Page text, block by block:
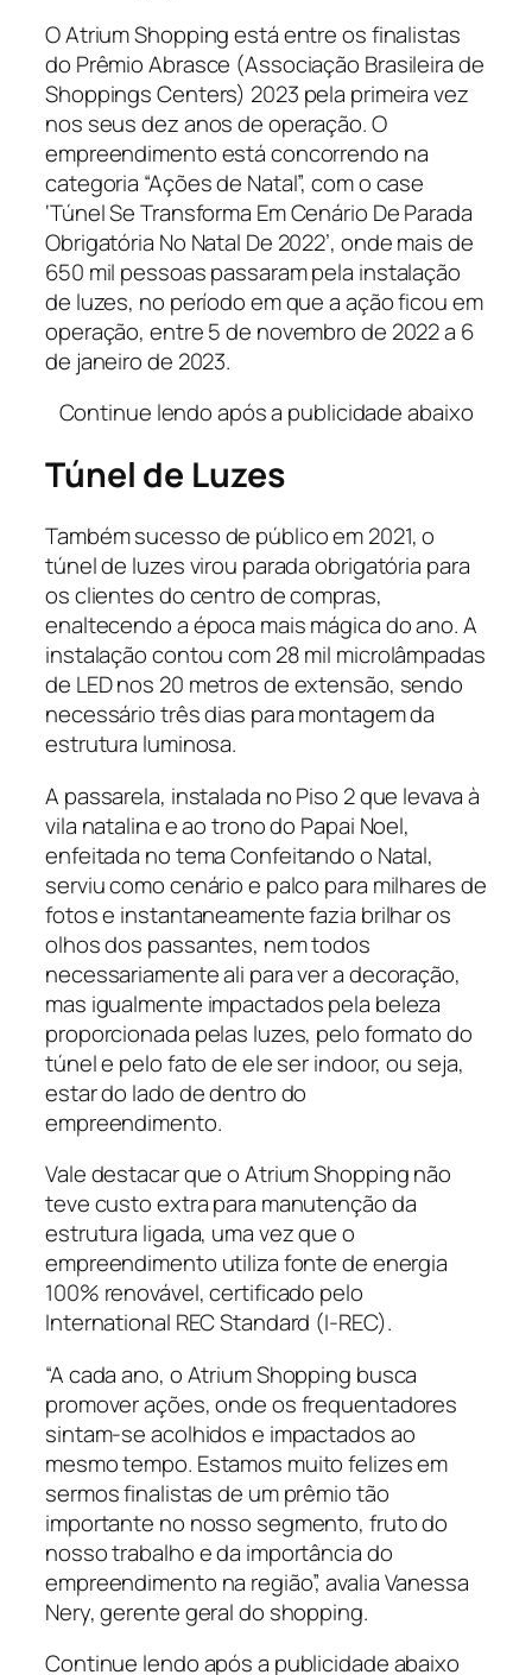
O Atrium Shopping está entre os finalistas
do Prêmio Abrasce (Associação Brasileira de
Shoppings Centers) 2023 pela primeira vez
nos seus dez anos de operação. O
empreendimento está concorrendo na
categoria “Ações de Natal”, com o case
‘Túnel Se Transforma Em Cenário De Parada
Obrigatória No Natal De 2022’, onde mais de
650 mil pessoas passaram pela instalação
de luzes, no período em que a ação ficou em
operação, entre 5 de novembro de 2022 a 6
de janeiro de 2023.
Continue lendo após a publicidade abaixo
Túnel de Luzes
Também sucesso de público em 2021, o
túnel de luzes virou parada obrigatória para
os clientes do centro de compras,
enaltecendo a época mais mágica do ano. A
instalação contou com 28 mil microlâmpadas
de LED nos 20 metros de extensão, sendo
necessário três dias para montagem da
estrutura luminosa.
A passarela, instalada no Piso 2 que levava à
vila natalina e ao trono do Papai Noel,
enfeitada no tema Confeitando o Natal,
serviu como cenário e palco para milhares de
fotos e instantaneamente fazia brilhar os
olhos dos passantes, nem todos
necessariamente ali para ver a decoração,
mas igualmente impactados pela beleza
proporcionada pelas luzes, pelo formato do
túnel e pelo fato de ele ser indoor, ou seja,
estar do lado de dentro do
empreendimento.
Vale destacar que o Atrium Shopping não
teve custo extra para manutenção da
estrutura ligada, uma vez que o
empreendimento utiliza fonte de energia
100% renovável, certificado pelo
International REC Standard (I-REC).
“A cada ano, o Atrium Shopping busca
promover ações, onde os frequentadores
sintam-se acolhidos e impactados ao
mesmo tempo. Estamos muito felizes em
sermos finalistas de um prêmio tão
importante no nosso segmento, fruto do
nosso trabalho e da importância do
empreendimento na região”, avalia Vanessa
Nery, gerente geral do shopping.
Continue lendo após a publicidade abaixo